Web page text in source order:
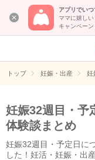
アプリでいつ
ママに嬉し
キャンペーン
トップ 妊娠・出産 妊
妊娠32週目・予
体験談まとめ
妊娠32週目・予定日に
した！妊活・妊娠・出